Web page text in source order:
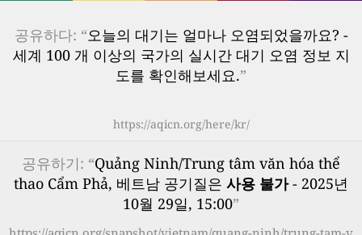
공유하다: “오늘의 대기는 얼마나 오염되었을까요? -
세계 100 개 이상의 국가의 실시간 대기 오염 정보 지
도를 확인해보세요.”
https://aqicn.org/here/kr/
공유하기: “Quảng Ninh/Trung tâm văn hóa thể
thao Cẩm Phả, 베트남 공기질은 사용 불가- 2025년
10월 29일, 15:00”